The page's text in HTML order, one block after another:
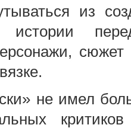
из
истории
сюжет
не имел